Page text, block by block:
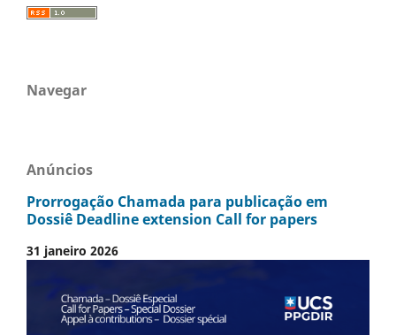
Navegar
Anúncios
Prorrogação Chamada para publicação em
Dossiê Deadline extension Call for papers
31 janeiro 2026